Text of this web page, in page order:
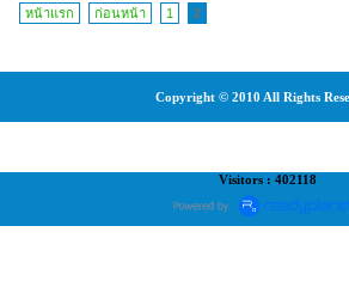
หน้าแรก
ก่อนหน้า 1 2
Copyright © 2010 All Rights
Visitors : 402118